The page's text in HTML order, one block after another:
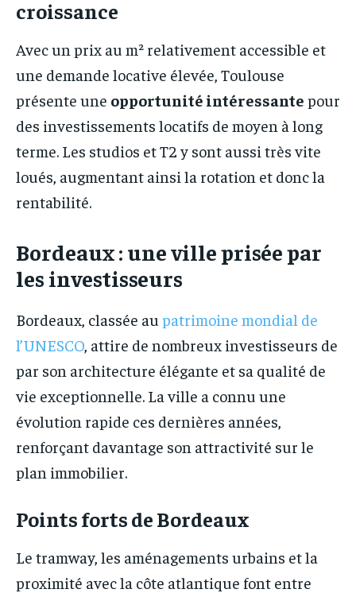
croissance
Avec un prix au m² relativement accessible et
une demande locative élevée, Toulouse
présente une opportunité intéressante pour
des investissements locatifs de moyen à long
terme. Les studios et T2 y sont aussi très vite
loués, augmentant ainsi la rotation et donc la
rentabilité.
Bordeaux : une ville prisée par
les investisseurs
Bordeaux, classée au patrimoine mondial de
l’UNESCO , attire de nombreux investisseurs de
par son architecture élégante et sa qualité de
vie exceptionnelle. La ville a connu une
évolution rapide ces dernières années,
renforçant davantage son attractivité sur le
plan immobilier.
Points forts de Bordeaux
Le tramway, les aménagements urbains et la
proximité avec la côte atlantique font entre